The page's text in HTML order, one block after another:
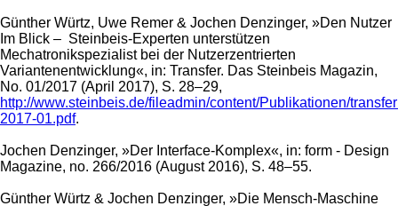
Günther Würtz, Uwe Remer & Jochen Denzinger, »Den Nutzer
Im Blick – Steinbeis-Experten unterstützen
Mechatronikspezialist bei der Nutzerzentrierten
Variantenentwicklung«, in: Transfer. Das Steinbeis Magazin,
No. 01/2017 (April 2017), S. 28–29,
http://www.steinbeis.de/fileadmin/content/Publikationen/
2017-01.pdf.
Jochen Denzinger, »Der Interface-Komplex«, in: form - Design
Magazine, no. 266/2016 (August 2016), S. 48–55.
Günther Würtz & Jochen Denzinger, »Die Mensch-Maschine